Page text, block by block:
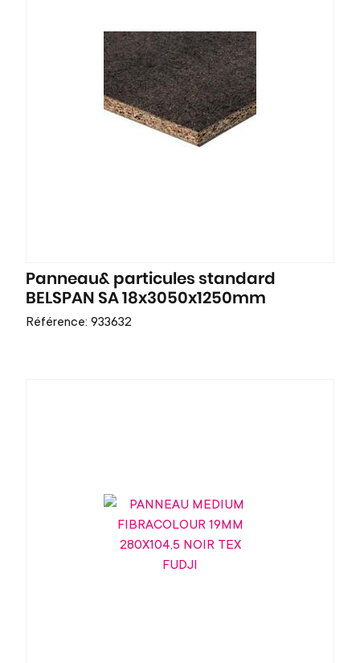
Panneau& particules standard
BELSPAN SA 18x3050x1250mm
Référence: 933632